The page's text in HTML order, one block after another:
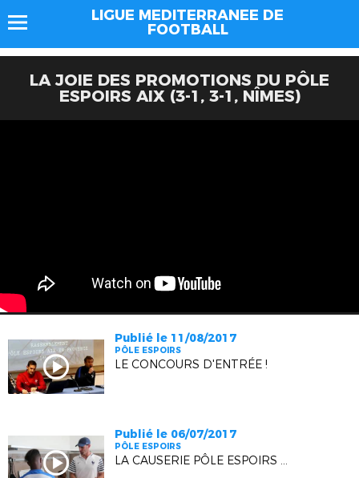
LIGUE MEDITERRANEE DE
FOOTBALL
LA JOIE DES PROMOTIONS DU PÔLE
ESPOIRS AIX (3-1, 3-1, NÎMES)
Publié le 11/08/2017
PÔLE ESPOIRS
LE CONCOURS D'ENTRÉE !
Publié le 06/07/2017
PÔLE ESPOIRS
LA CAUSERIE PÔLE ESPOIRS - NICE U15